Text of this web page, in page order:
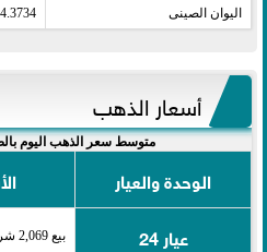
اليوان الصينى​ 4.3734
أسعار الذهب
متوسط سعر الذهب اليوم
الوحدة والعيار
عيار 24
بيع 2,069 شراء 2,114